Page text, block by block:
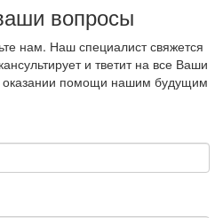
вопросы
нам. Наш специалист свяжется
и тветит на все Ваши
помощи нашим будущим